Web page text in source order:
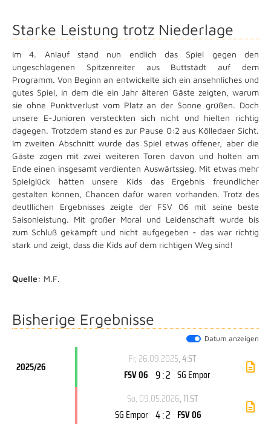
Starke Leistung trotz Niederlage
Im 4. Anlauf stand nun endlich das Spiel gegen den
ungeschlagenen Spitzenreiter aus Buttstädt auf dem
Programm. Von Beginn an entwickelte sich ein ansehnliches und
gutes Spiel, in dem die ein Jahr älteren Gäste zeigten, warum
sie ohne Punktverlust vom Platz an der Sonne grüßen. Doch
unsere E-Junioren versteckten sich nicht und hielten richtig
dagegen. Trotzdem stand es zur Pause 0:2 aus Kölledaer Sicht.
Im zweiten Abschnitt wurde das Spiel etwas offener, aber die
Gäste zogen mit zwei weiteren Toren davon und holten am
Ende einen insgesamt verdienten Auswärtssieg. Mit etwas mehr
Spielglück hätten unsere Kids das Ergebnis freundlicher
gestalten können, Chancen dafür waren vorhanden. Trotz des
deutllichen Ergebnisses zeigte der FSV 06 mit seine beste
Saisonleistung. Mit großer Moral und Leidenschaft wurde bis
zum Schluß gekämpft und nicht aufgegeben - das war richtig
stark und zeigt, dass die Kids auf dem richtigen Weg sind!
Quelle: M.F.
Bisherige Ergebnisse
Datum anzeigen
2025/26
Fr, 26.09.2025, 4.ST
FSV 06 9 : 2 SG Empor
Sa, 09.05.2026, 11.ST
SG Empor 4 : 2 FSV 06